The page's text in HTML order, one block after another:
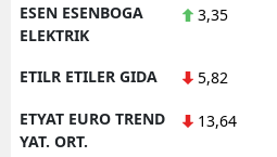
ESEN ESENBOGA
ELEKTRIK
3,35
ETILR ETILER GIDA 5,82
ETYAT EURO TREND
YAT. ORT.
13,64